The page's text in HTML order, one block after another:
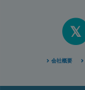
𝕏
会社概要